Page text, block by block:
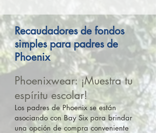
Recaudadores de fondos
simples para padres de
Phoenix
Phoenixwear: ¡Muestra tu
espíritu escolar!
Los padres de Phoenix se están
asociando con Bay Six para brindar
una opción de compra conveniente